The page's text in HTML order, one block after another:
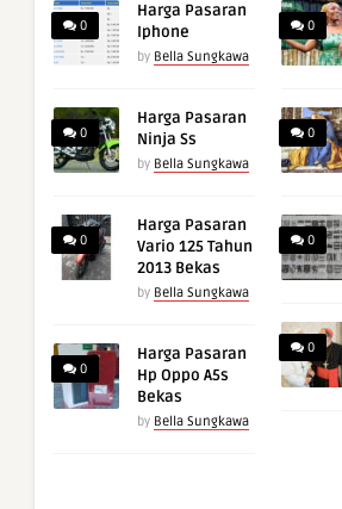
0
Harga Pasaran
Iphone
by Bella Sungkawa
0
Harga Pasaran
Ninja Ss
by Bella Sungkawa
0
Harga Pasaran
Vario 125 Tahun
2013 Bekas
by Bella Sungkawa
0
Harga Pasaran
Hp Oppo A5s
Bekas
by Bella Sungkawa
0
0
0
0